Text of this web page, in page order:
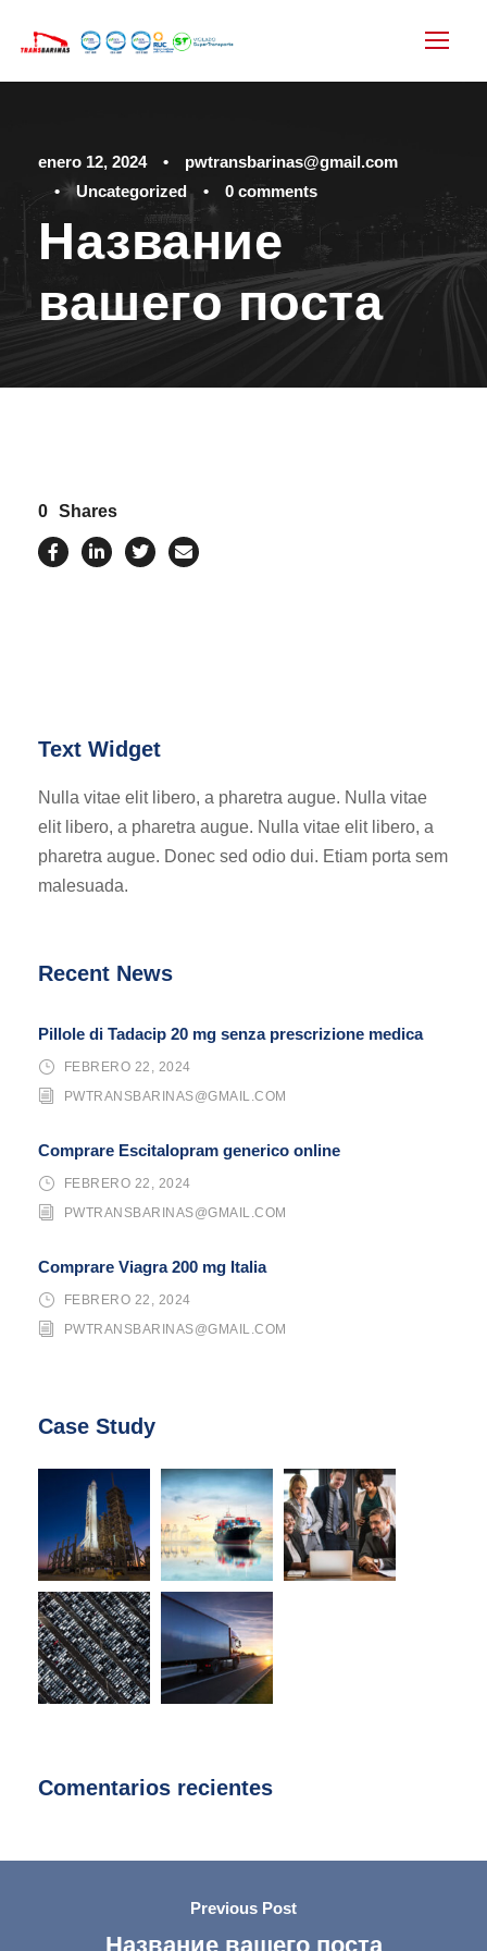
enero 12, 2024 •
pwtransbarinas@gmail.com
•
Uncategorized • 0 comments
Название
вашего поста
0 Shares
Text Widget
Nulla vitae elit libero, a pharetra augue. Nulla vitae
elit libero, a pharetra augue. Nulla vitae elit libero, a
pharetra augue. Donec sed odio dui. Etiam porta sem
malesuada.
Recent News
Pillole di Tadacip 20 mg senza prescrizione medica
FEBRERO 22, 2024
PWTRANSBARINAS@GMAIL.COM
Comprare Escitalopram generico online
FEBRERO 22, 2024
PWTRANSBARINAS@GMAIL.COM
Comprare Viagra 200 mg Italia
FEBRERO 22, 2024
PWTRANSBARINAS@GMAIL.COM
Case Study
Comentarios recientes
Previous Post
Название вашего поста